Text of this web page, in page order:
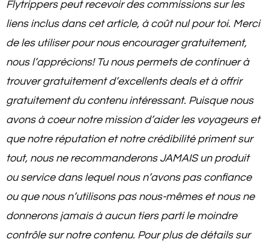
Flytrippers peut recevoir des commissions sur les
liens inclus dans cet article, à coût nul pour toi. Merci
de les utiliser pour nous encourager gratuitement,
nous l’apprécions! Tunous permets de continuer à
trouver gratuitement d’excellents deals et à offrir
gratuitement du contenu intéressant. Puisque nous
avons à coeur notre mission d’aider les voyageurs et
que notre réputation et notre crédibilité priment sur
tout, nous ne recommanderons JAMAIS un produit
ou service dans lequel nous n’avons pas confiance
ou que nous n’utilisons pas nous-mêmes et nous ne
donnerons jamais à aucun tiers parti le moindre
contrôle sur notre contenu. Pour plus de détails sur